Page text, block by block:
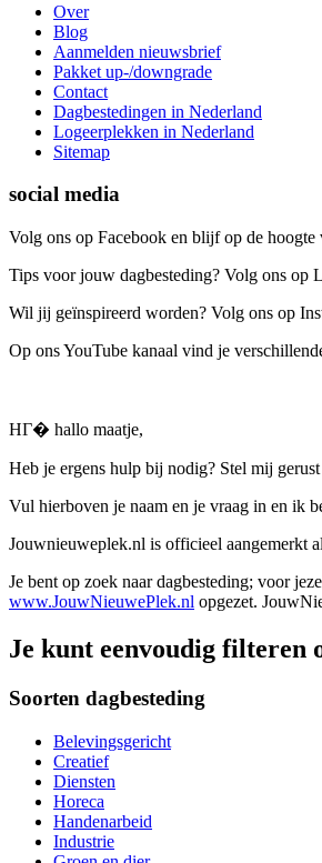
Over
Blog
Aanmelden nieuwsbrief
Pakket up-/downgrade
Contact
Dagbestedingen in Nederland
Logeerplekken in Nederland
Sitemap
social media
Volg ons op Facebook en blijf op de
Tips voor jouw dagbesteding? Volg ons op
Wil jij geïnspireerd worden? Volg ons op
Op ons YouTube kanaal vind je
HГ� hallo maatje,
Heb je ergens hulp bij nodig? Stel mij
Vul hierboven je naam en je vraag in en ik
Jouwnieuweplek.nl is officieel aangemerkt
Je bent op zoek naar dagbesteding; voor
www.JouwNieuwePlek.nl opgezet.
Je kunt eenvoudig filteren
Soorten dagbesteding
Belevingsgericht
Creatief
Diensten
Horeca
Handenarbeid
Industrie